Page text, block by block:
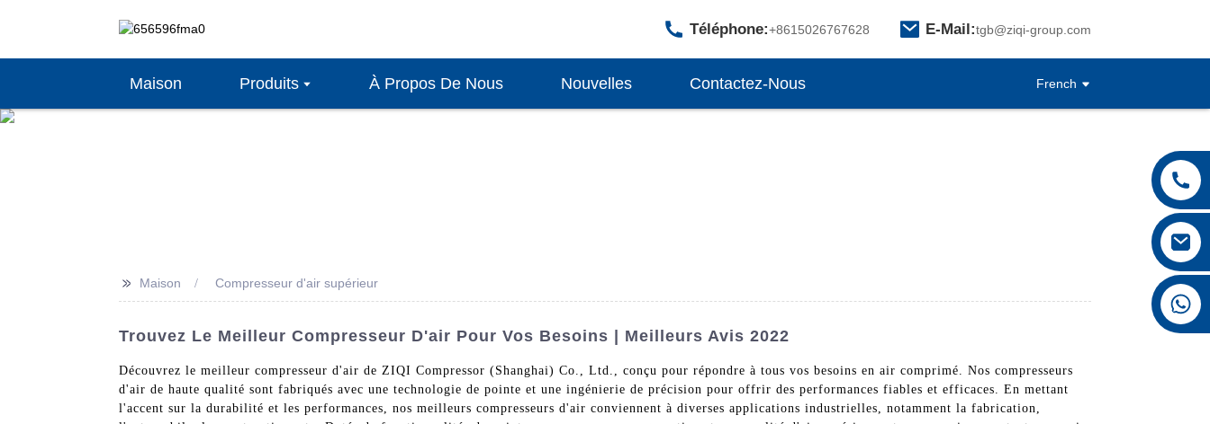
Téléphone:+8615026767628 E-Mail:tgb@ziqi-group.com
Maison Produits À Propos De Nous Nouvelles Contactez-Nous French
>> Maison Compresseur d'air supérieur
Trouvez Le Meilleur Compresseur D'air Pour Vos Besoins | Meilleurs Avis 2022
Découvrez le meilleur compresseur d'air de ZIQI Compressor (Shanghai) Co., Ltd., conçu pour répondre à tous vos besoins en air comprimé. Nos compresseurs
d'air de haute qualité sont fabriqués avec une technologie de pointe et une ingénierie de précision pour offrir des performances fiables et efficaces. En mettant
l'accent sur la durabilité et les performances, nos meilleurs compresseurs d'air conviennent à diverses applications industrielles, notamment la fabrication,